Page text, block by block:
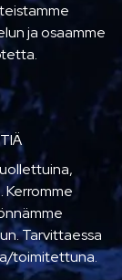
ja osaamme
Tarvittaessa
toimitettuna.